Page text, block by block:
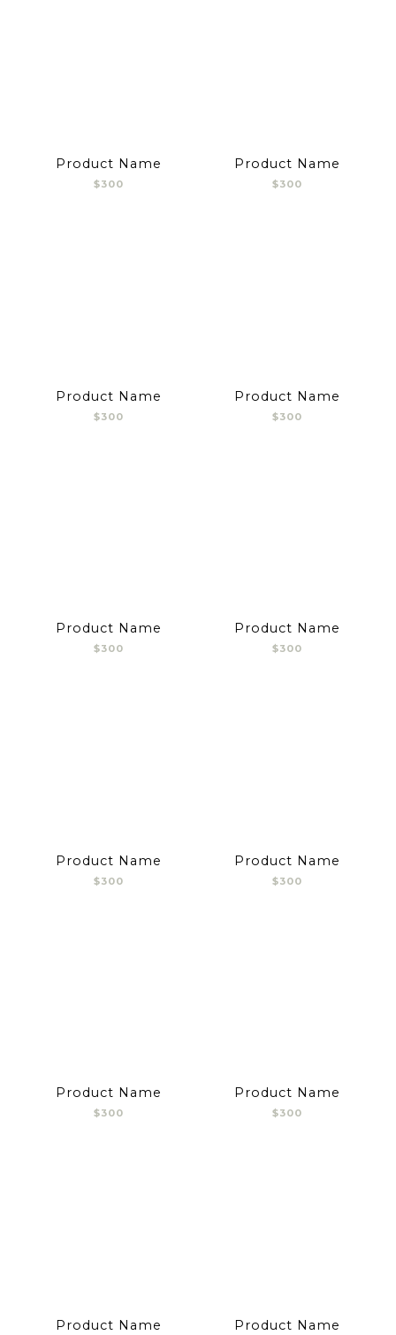
Product Name
$300
Product Name
$300
Product Name
$300
Product Name
$300
Product Name
$300
Product Name
$300
Product Name
$300
Product Name
$300
Product Name
$300
Product Name
$300
Product Name Product Name